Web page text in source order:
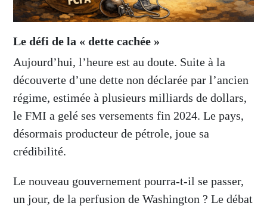
Le défi de la « dette cachée »
Aujourd’hui, l’heure est au doute. Suite à la
découverte d’une dette non déclarée par l’ancien
régime, estimée à plusieurs milliards de dollars,
le FMI a gelé ses versements fin 2024. Le pays,
désormais producteur de pétrole, joue sa
crédibilité.
Le nouveau gouvernement pourra-t-il se passer,
un jour, de la perfusion de Washington ? Le débat